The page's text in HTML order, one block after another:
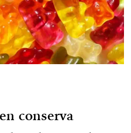
conserva